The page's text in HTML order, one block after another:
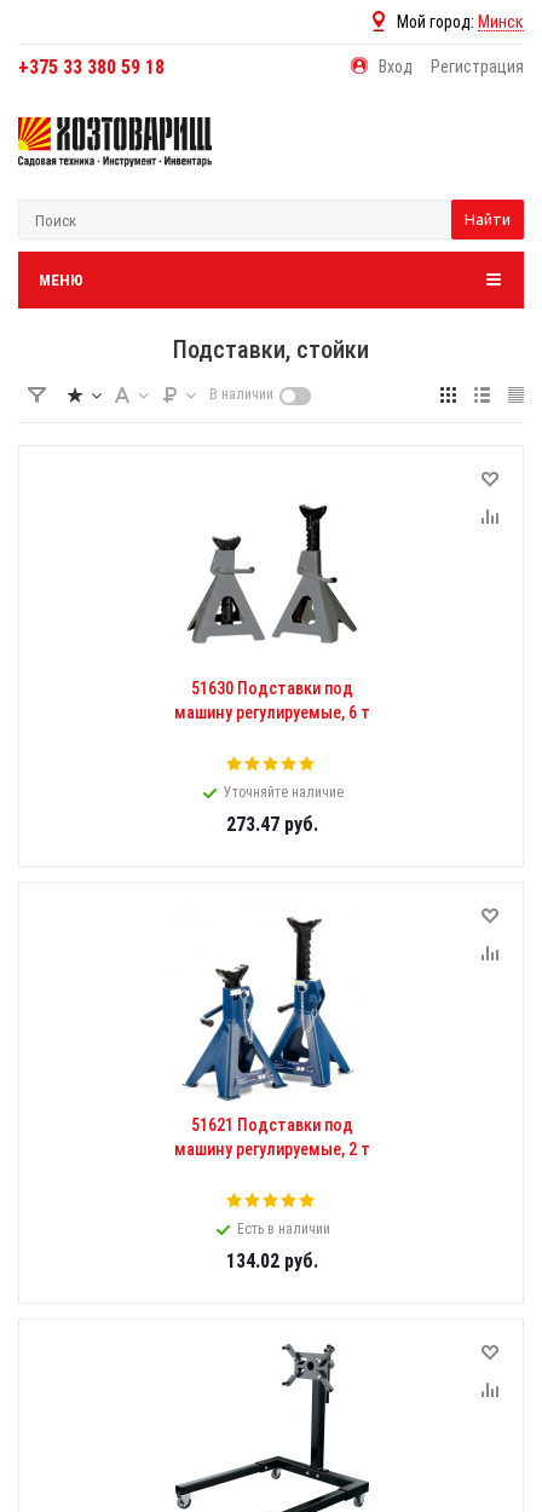
Мой город: Минск
+375 33 380 59 18 Вход Регистрация
Найти
МЕНЮ
Подставки, стойки
В наличии
51630 Подставки под
машину регулируемые, 6 т
Уточняйте наличие
273.47руб.
51621 Подставки под
машину регулируемые, 2 т
Есть в наличии
134.02руб.